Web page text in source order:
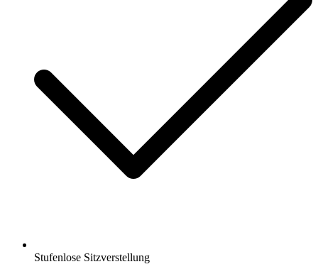
Stufenlose Sitzverstellung